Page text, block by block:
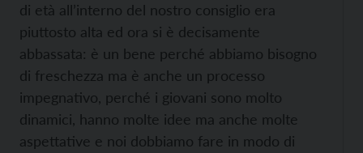
di età all’interno del nostro consiglio era
piuttosto alta ed ora si è decisamente
abbassata: è un bene perché abbiamo bisogno
di freschezza ma è anche un processo
impegnativo, perché i giovani sono molto
dinamici, hanno molte idee ma anche molte
aspettative e noi dobbiamo fare in modo di